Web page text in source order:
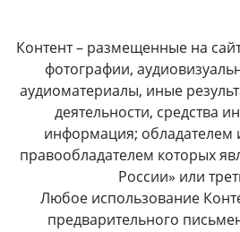
Контент – размещенные на
фотографии,
аудиоматериалы, иные
деятельности, средства
информация;
правообладателем которых
России» или
Любое использование
предварительного